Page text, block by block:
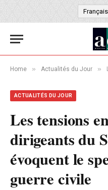
Français
Home » Actualités du Jour »
ACTUALITÉS DU JOUR
Les tensions
dirigeants du
évoquent le
guerre civile